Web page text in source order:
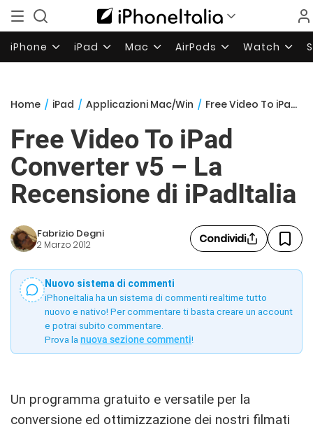
iPhone iPad Mac AirPods Watch
Home / iPad / Applicazioni Mac/Win / Free Video To iPad Converter v5 – La Recensione di iPadItalia
Free Video To iPad
Converter v5 – La
Recensione di iPadItalia
Fabrizio Degni
2 Marzo 2012 Condividi
Nuovo sistema di commenti
iPhoneItalia ha un sistema di commenti realtime tutto
nuovo e nativo! Per commentare ti basta creare un account
e potrai subito commentare.
Prova la nuova sezione commenti!
Un programma gratuito e versatile per la
conversione ed ottimizzazione dei nostri filmati